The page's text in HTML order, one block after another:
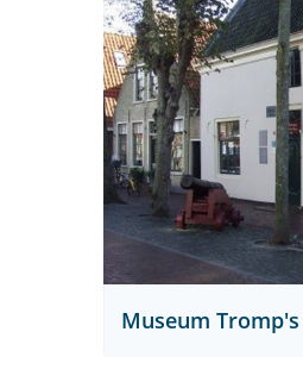
Museum